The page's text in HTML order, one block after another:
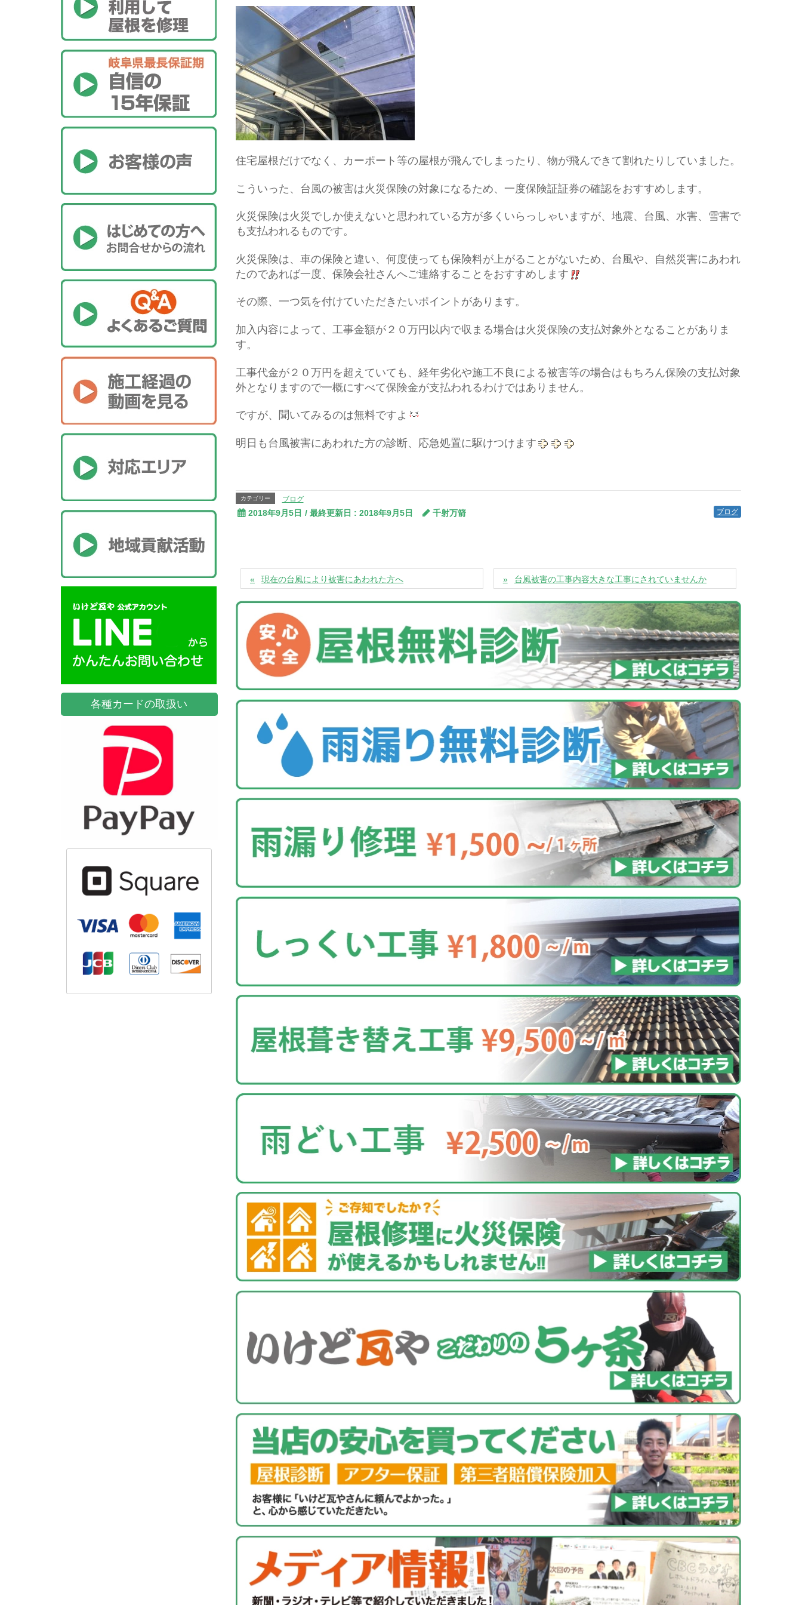
住宅屋根だけでなく、カーポート等の屋根が飛んでしまったり、物が飛んできて割れたりしていました。
こういった、台風の被害は火災保険の対象になるため、一度保険証証券の確認をおすすめします。
火災保険は火災でしか使えないと思われている方が多くいらっしゃいますが、地震、台風、水害、雪害で
も支払われるものです。
火災保険は、車の保険と違い、何度使っても保険料が上がることがないため、台風や、自然災害にあわれ
たのであれば一度、保険会社さんへご連絡することをおすすめします
その際、一つ気を付けていただきたいポイントがあります。
加入内容によって、工事金額が２０万円以内で収まる場合は火災保険の支払対象外となることがありま
す。
工事代金が２０万円を超えていても、経年劣化や施工不良による被害等の場合はもちろん保険の支払対象
外となりますので一概にすべて保険金が支払われるわけではありません。
ですが、聞いてみるのは無料ですよ
明日も台風被害にあわれた方の診断、応急処置に駆けつけます
カテゴリー ブログ
2018年9月5日 / 最終更新日 : 2018年9月5日 千射万箭 ブログ
現在の台風により被害にあわれた方へ 台風被害の工事内容大きな工事にされていませんか
各種カードの取扱い